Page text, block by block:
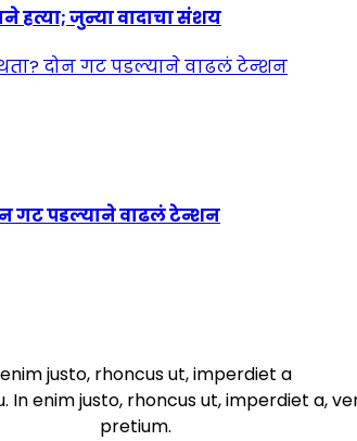
हत्या; जुन्या वादाचा संशय
गट पडल्याने वाढलं टेन्शन
justo, rhoncus ut, imperdiet a
enim justo, rhoncus ut, imperdiet a,
pretium.